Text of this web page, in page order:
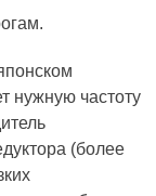
нужную частоту
(более